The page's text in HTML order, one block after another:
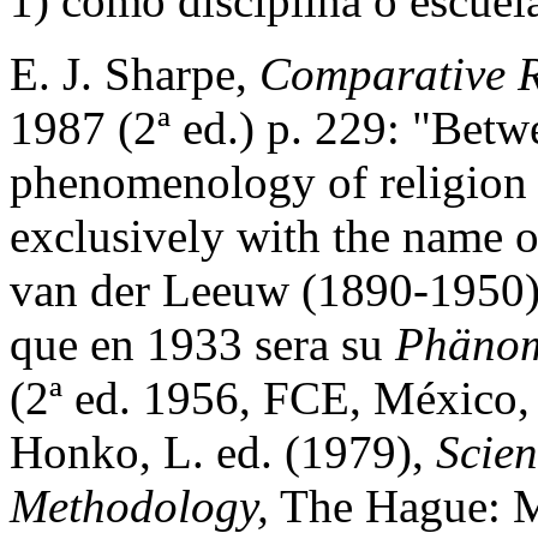
E. J. Sharpe, Comparative
1987 (2ª ed.) p. 229:
phenomenology of religion
exclusively with the name
van der Leeuw (1890-
que en 1933 sera su
(2ª ed. 1956, FCE,
Honko, L. ed. (1979),
Methodology, The Hague: